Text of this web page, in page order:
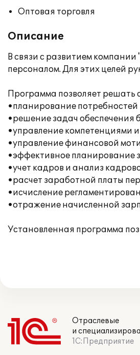
Оптовая торговля
Описание
В связи с развитием
персоналом. Для этих целей
Программа позволяет решать
•планирование потребностей
•решение задач обеспечения
•управление компетенциями
•управление финансовой
•эффективное планирование
•учет кадров и анализ
•расчет заработной платы
•исчисление
•отражение начисленной
Установленная программа
Отраслевые
и
1С:Предприятие